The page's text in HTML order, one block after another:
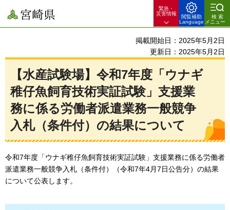
宮崎県
緊急・
災害情報
閲覧補助
Language
検索
メニュー
掲載開始日：2025年5月2日
更新日：2025年5月2日
【水産試験場】令和7年度「ウナギ
稚仔魚飼育技術実証試験」支援業
務に係る労働者派遣業務一般競争
入札（条件付）の結果について
令和7年度「ウナギ稚仔魚飼育技術実証試験」支援業務に係る労働者
派遣業務一般競争入札（条件付）（令和7年4月7日公告分）の結果
について公表します。